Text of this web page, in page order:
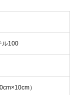
ル100
）